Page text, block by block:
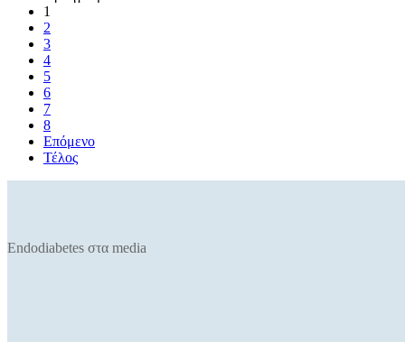
1
2
3
4
5
6
7
8
Επόμενο
Τέλος
Endodiabetes στα media